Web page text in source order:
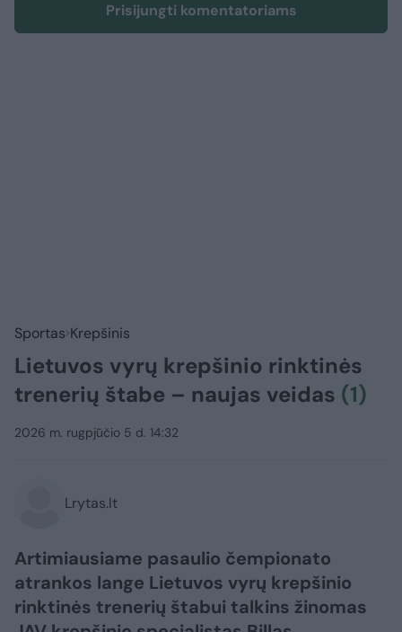
Prisijungti komentatoriams
Sportas Krepšinis
Lietuvos vyrų krepšinio rinktinės
trenerių štabe – naujas veidas (1)
2026 m. rugpjūčio 5 d. 14:32
Lrytas.lt
Artimiausiame pasaulio čempionato
atrankos lange Lietuvos vyrų krepšinio
rinktinės trenerių štabui talkins žinomas